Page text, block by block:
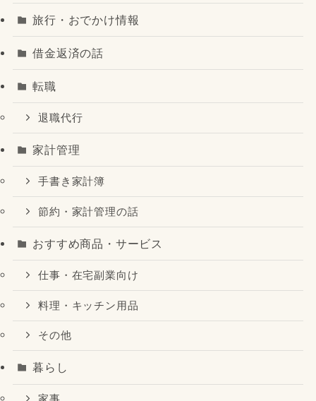
旅行・おでかけ情報
借金返済の話
転職
退職代行
家計管理
手書き家計簿
節約・家計管理の話
おすすめ商品・サービス
仕事・在宅副業向け
料理・キッチン用品
その他
暮らし